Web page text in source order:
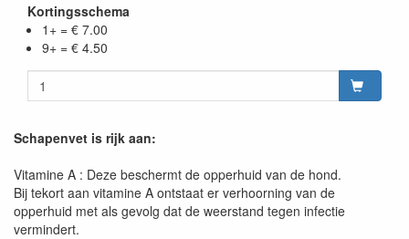
Kortingsschema
1+ = € 7.00
9+ = € 4.50
Schapenvet is rijk aan:
Vitamine A : Deze beschermt de opperhuid van de hond.
Bij tekort aan vitamine A ontstaat er verhoorning van de
opperhuid met als gevolg dat de weerstand tegen infectie
vermindert.